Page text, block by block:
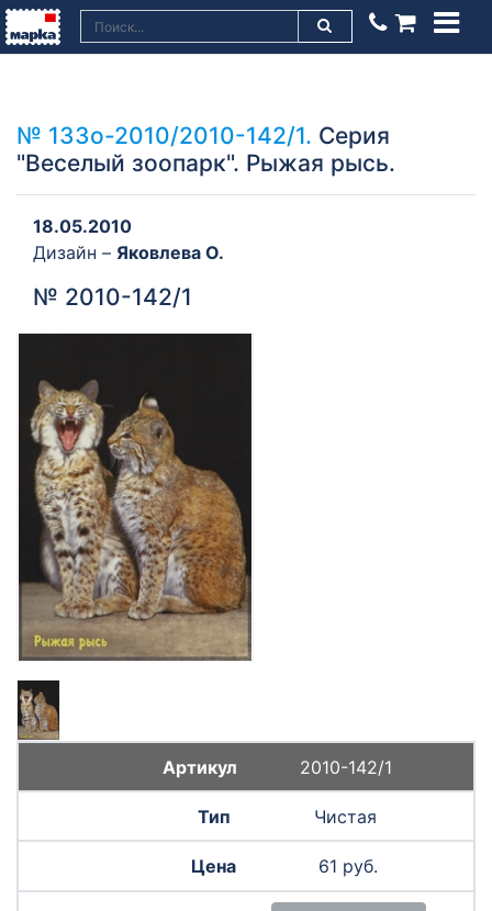
№ 133о-2010/2010-142/1. Серия
"Веселый зоопарк". Рыжая рысь.
18.05.2010
Дизайн – Яковлева О.
№ 2010-142/1
2010-142/1
Чистая
61 руб.